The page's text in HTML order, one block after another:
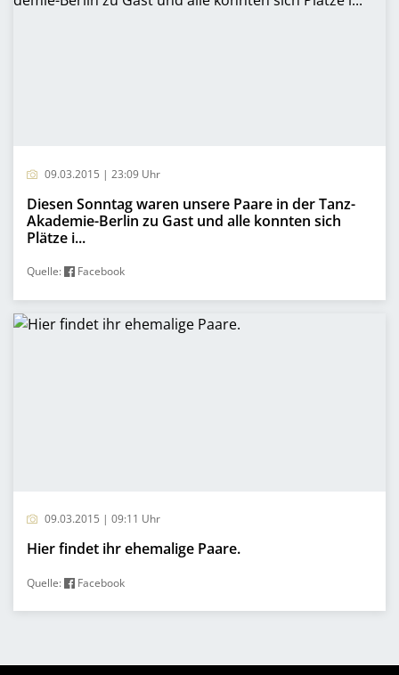
09.03.2015 | 23:09 Uhr
Diesen Sonntag waren unsere Paare in der Tanz-
Akademie-Berlin zu Gast und alle konnten sich
Plätze i...
Quelle: Facebook
09.03.2015 | 09:11 Uhr
Hier findet ihr ehemalige Paare.
Quelle: Facebook